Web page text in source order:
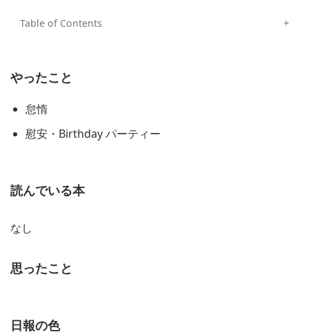
やったこと
怠惰
慰安・Birthday パーティー
読んでいる本
なし
思ったこと
日報の色